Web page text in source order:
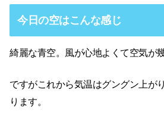
今日の空はこんな感じ
綺麗な青空。風が心地よくて空気が
ですがこれから気温はグングン上が
ります。